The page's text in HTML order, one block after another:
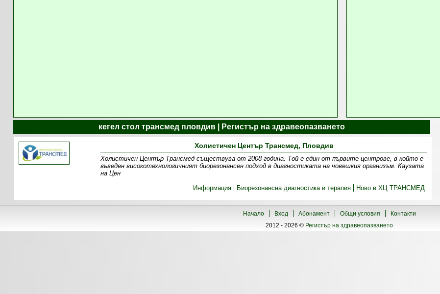
кегел стол трансмед пловдив | Регистър на здравеопазването
Холистичен Център Трансмед, Пловдив
Холистичен Център Трансмед съществува от 2008 година. Той е един от първите центрове, в който е
въведен високотехнологичният биорезонансен подход в диагностиката на човешкия организъм. Каузата
на Цен
Информация
Биорезонансна диагностика и терапия Ново в ХЦ ТРАНСМЕД
Начало Вход Абонамент Общи условия
Контакти
2012 - 2026 © Регистър на здравеопазването